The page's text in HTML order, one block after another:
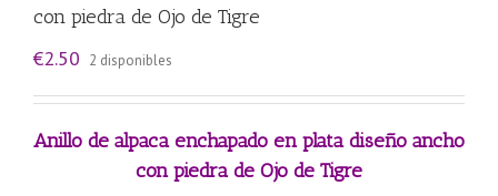
con piedra de Ojo de Tigre
€2.50 2 disponibles
Anillo de alpaca enchapado en plata diseño ancho
con piedra de Ojo de Tigre